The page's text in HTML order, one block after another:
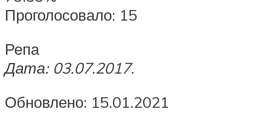
Проголосовало: 15
Репа
Дата: 03.07.2017.
Обновлено: 15.01.2021